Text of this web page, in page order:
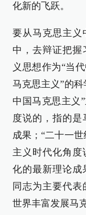
化新的飞跃。
要从马克思主义
中，去辩证把握
义思想作为“当
马克思主义”的
中国马克思主义
度说的，指的是
成果；“二十一
主义时代化角度
化的最新理论成
同志为主要代
世界丰富发展马